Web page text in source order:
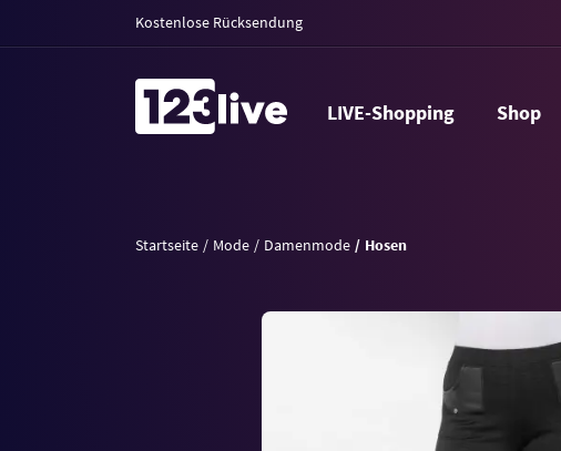
Kostenlose Rücksendung
LIVE-Shopping Shop
Startseite Mode Damenmode Hosen